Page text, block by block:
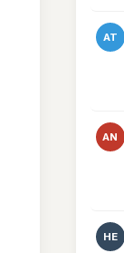
AT
AN
HE